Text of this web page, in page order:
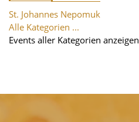
St. Johannes Nepomuk
Alle Kategorien ...
Events aller Kategorien anzeigen